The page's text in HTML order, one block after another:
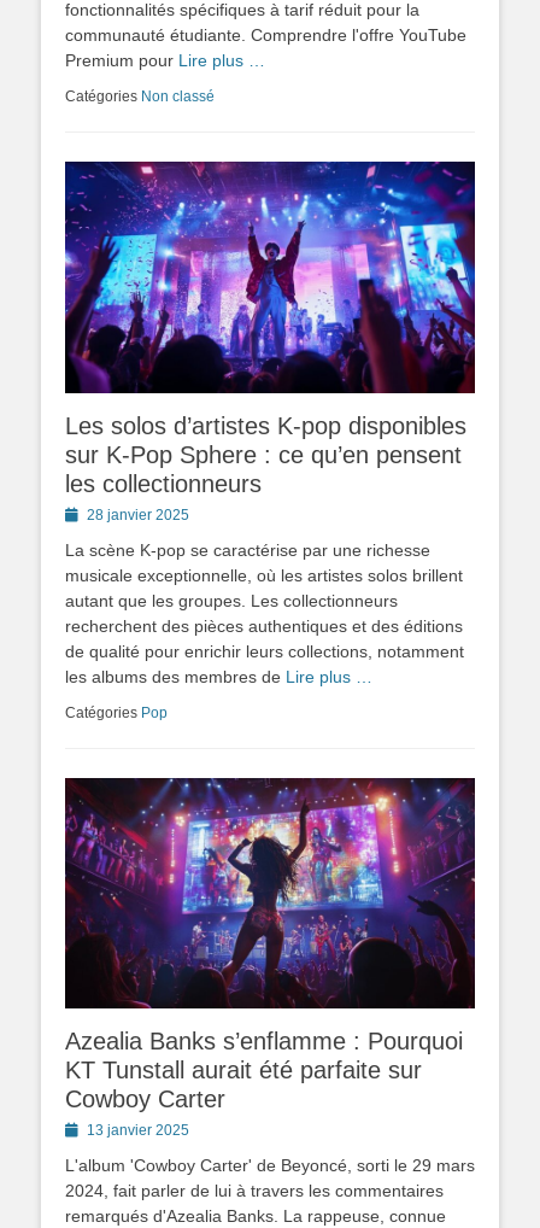
fonctionnalités spécifiques à tarif réduit pour la
communauté étudiante. Comprendre l'offre YouTube
Premium pour Lire plus …
Catégories Non classé
Les solos d’artistes K-pop disponibles
sur K-Pop Sphere : ce qu’en pensent
les collectionneurs
Posted28 janvier 2025
La scène K-pop se caractérise par une richesse
musicale exceptionnelle, où les artistes solos brillent
autant que les groupes. Les collectionneurs
recherchent des pièces authentiques et des éditions
de qualité pour enrichir leurs collections, notamment
les albums des membres de Lire plus …
Catégories Pop
Azealia Banks s’enflamme : Pourquoi
KT Tunstall aurait été parfaite sur
Cowboy Carter
Posted13 janvier 2025
L'album 'Cowboy Carter' de Beyoncé, sorti le 29 mars
2024, fait parler de lui à travers les commentaires
remarqués d'Azealia Banks. La rappeuse, connue